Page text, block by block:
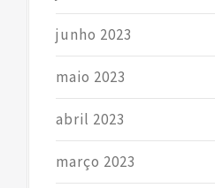
junho 2023
maio 2023
abril 2023
março 2023